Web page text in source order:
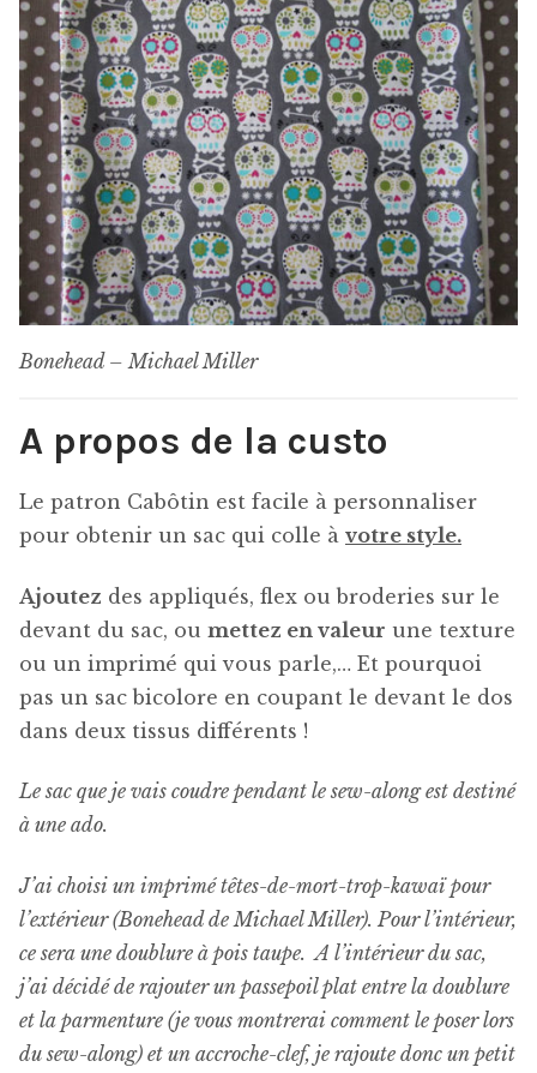
Bonehead – Michael Miller
A propos de la custo
Le patron Cabôtin est facile à personnaliser
pour obtenir un sac qui colle à votre style.
Ajoutez des appliqués, flex ou broderies sur le
devant du sac, ou mettez en valeur une texture
ou un imprimé qui vous parle,… Et pourquoi
pas un sac bicolore en coupant le devant le dos
dans deux tissus différents !
Le sac que je vais coudre pendant le sew-along est destiné
à une ado.
J’ai choisi un imprimé têtes-de-mort-trop-kawaï pour
l’extérieur (Bonehead de Michael Miller). Pour l’intérieur,
ce sera une doublure à pois taupe. A l’intérieur du sac,
j’ai décidé de rajouter un passepoil plat entre la doublure
et la parmenture (je vous montrerai comment le poser lors
du sew-along) et un accroche-clef, je rajoute donc un petit